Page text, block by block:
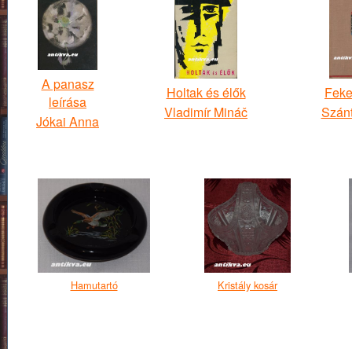
A panasz
leírása
Jókai Anna
Holtak és élők
Vladimír Mináč
Hamutartó Kristály kosár